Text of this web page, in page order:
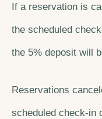
If a reservation is
the scheduled
the 5% deposit will
Reservations
scheduled check-in